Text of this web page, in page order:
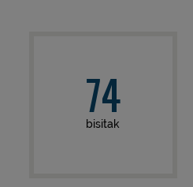
74
bisitak